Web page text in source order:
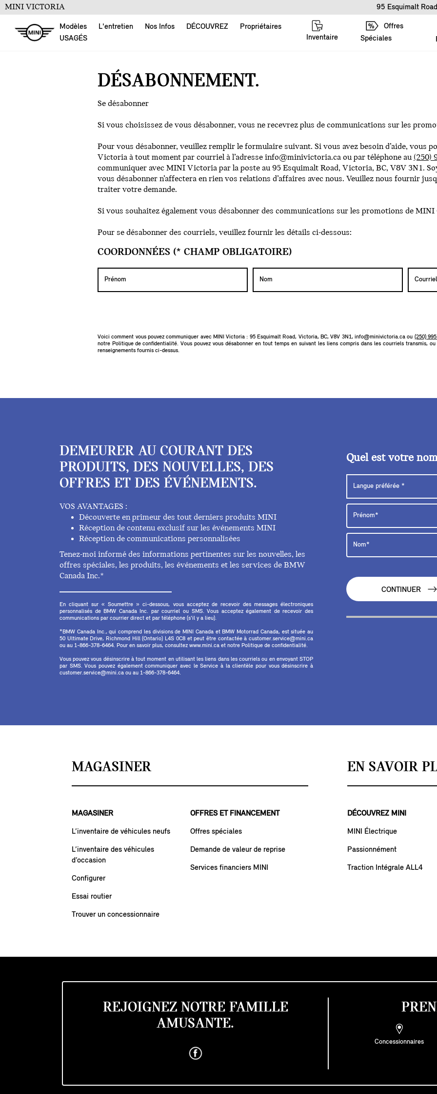
MINI VICTORIA 95 Esquimalt
Modèles L'entretien Nos Infos DÉCOUVREZ
Propriétaires
USAGÉS
Offres
Spéciales
Inventaire
DÉSABONNEMENT.
Se désabonner
Si vous choisissez de vous désabonner, vous ne recevrez plus de communications sur les
Pour vous désabonner, veuillez remplir le formulaire suivant. Si vous avez besoin d’aide, vous
Victoria à tout moment par courriel à l’adresse info@minivictoria.ca ou par téléphone au (250)
communiquer avec MINI Victoria par la poste au 95 Esquimalt Road, Victoria, BC, V8V 3N1.
vous désabonner n’affectera en rien vos relations d’affaires avec nous. Veuillez nous fournir
traiter votre demande.
Si vous souhaitez également vous désabonner des communications sur les promotions de MINI
Pour se désabonner des courriels, veuillez fournir les détails ci-dessous:
COORDONNÉES (* CHAMP OBLIGATOIRE)
Voici comment vous pouvez communiquer avec MINI Victoria : 95 Esquimalt Road, Victoria, BC, V8V 3N1, info@minivictoria.caou (250)
notre Politique de confidentialité. Vous pouvez vous désabonner en tout temps en suivant les liens compris dans les courriels transmis,
renseignements fournis ci-dessus.
DEMEURER AU COURANT DES
PRODUITS, DES NOUVELLES, DES
OFFRES ET DES ÉVÉNEMENTS.
VOS AVANTAGES :
Découverte en primeur des tout derniers produits MINI
Réception de contenu exclusif sur les événements MINI
Réception de communications personnalisées
Tenez-moi informé des informations pertinentes sur les nouvelles, les
offres spéciales, les produits, les événements et les services de BMW
Canada Inc.*
En cliquant sur « Soumettre » ci-dessous, vous acceptez de recevoir des messages électroniques
personnalisés de BMW Canada Inc. par courriel ou SMS. Vous acceptez également de recevoir des
communications par courrier direct et par téléphone (s'il y a lieu).
*BMW Canada Inc., qui comprend les divisions de MINI Canada et BMW Motorrad Canada, est située au
50 Ultimate Drive, Richmond Hill (Ontario) L4S 0C8 et peut être contactée à customer.service@mini.ca
ou au 1-866-378-6464. Pour en savoir plus, consultez www.mini.ca et notre Politique de confidentialité.
Vous pouvez vous désinscrire à tout moment en utilisant les liens dans les courriels ou en envoyant STOP
par SMS. Vous pouvez également communiquer avec le Service à la clientèle pour vous désinscrire à
customer.service@mini.ca ou au 1-866-378-6464.
Quel est votre
CONTINUER
MAGASINER
MAGASINER
L’inventaire de véhicules neufs
L’inventaire des véhicules
d’occasion
Configurer
Essai routier
Trouver un concessionnaire
OFFRES ET FINANCEMENT
Offres spéciales
Demande de valeur de reprise
Services financiers MINI
EN SAVOIR
DÉCOUVREZ MINI
MINI Électrique
Passionnément
Traction Intégrale ALL4
REJOIGNEZ NOTRE FAMILLE
AMUSANTE.
Concessionnaires